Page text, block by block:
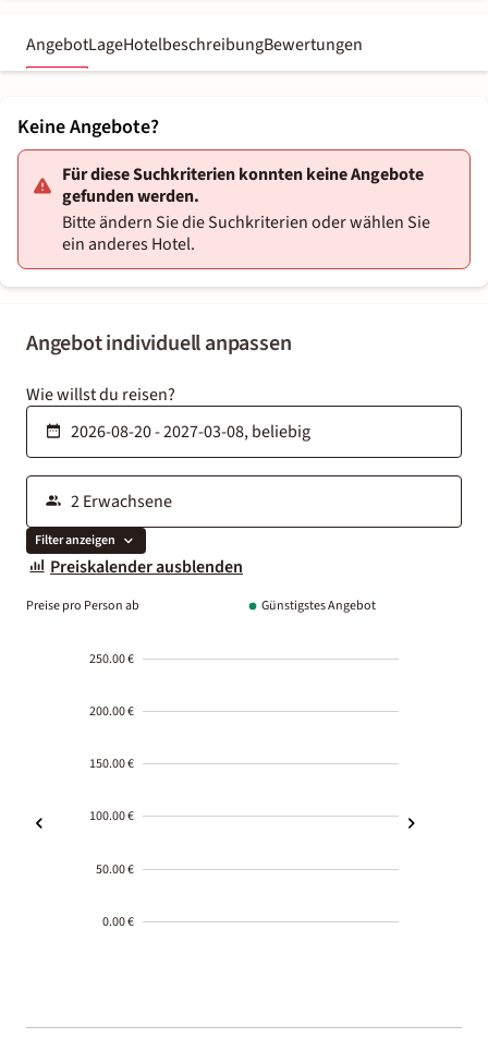
AngebotLageHotelbeschreibungBewertungen
Angebot individuell anpassen
Wie willst du reisen?
Filter anzeigen
Preiskalender ausblenden
Preise pro Person ab Günstigstes Angebot
250.00 €
200.00 €
150.00 €
100.00 €
50.00 €
0.00 €
01-02
Keine Angebote?
Für diese Suchkriterien konnten keine Angebote
gefunden werden.
Bitte ändern Sie die Suchkriterien oder wählen Sie
ein anderes Hotel.